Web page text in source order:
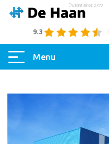
9.3
Menu